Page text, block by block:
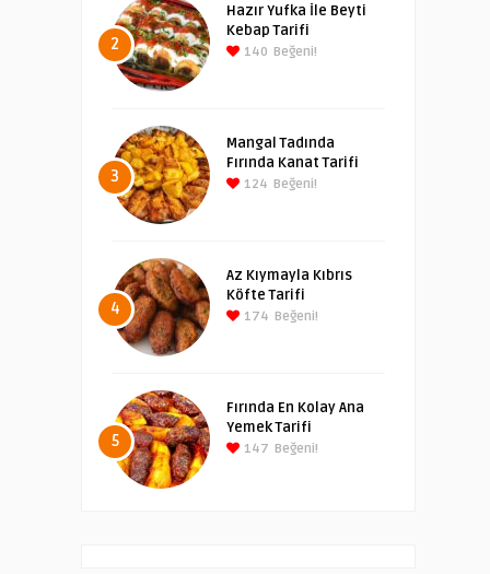
2
Hazır Yufka İle Beyti
Kebap Tarifi
140 Beğeni!
3
Mangal Tadında
Fırında Kanat Tarifi
124 Beğeni!
4
Az Kıymayla Kıbrıs
Köfte Tarifi
174 Beğeni!
5
Fırında En Kolay Ana
Yemek Tarifi
147 Beğeni!